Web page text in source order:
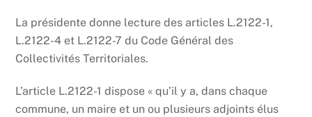
La présidente donne lecture des articles L.2122-1,
L.2122-4 et L.2122-7 du Code Général des
Collectivités Territoriales.
L’article L.2122-1 dispose « qu’il y a, dans chaque
commune, un maire et un ou plusieurs adjoints élus